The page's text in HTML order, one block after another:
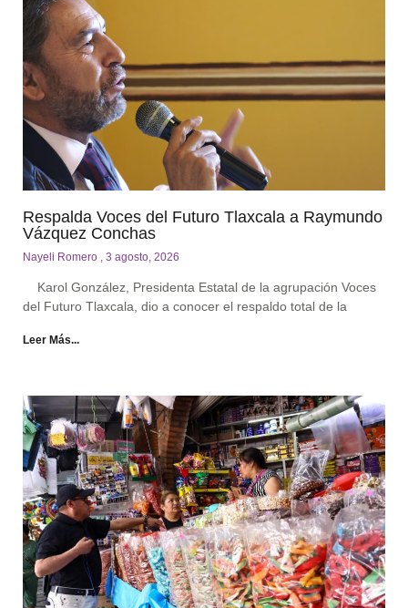
Respalda Voces del Futuro Tlaxcala a Raymundo
Vázquez Conchas
Nayeli Romero 3 agosto, 2026
Karol González, Presidenta Estatal de la agrupación Voces
del Futuro Tlaxcala, dio a conocer el respaldo total de la
Leer Más...